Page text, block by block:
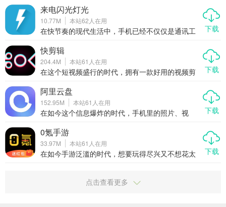
的功能、优势以及使用体验，告诉你为什么它值得
你下载。
其真实用户认证、快速匹配机制和丰富多样的互动
玩法，迅速赢得了广大年轻用户的青睐。无论你是
想找朋友聊天解闷，还是渴望遇见那个对的人，趣
牵手都能为你牵线搭桥，开启一段有趣又真实的社
来电闪光灯光
10.77M 本站62 人在用
在快节奏的现代生活中，手机已经不仅仅是通讯工
望它太过喧嚣。来电闪光灯光就是这样一款贴心的
轻量级应用，它能在来电或收到短信时自动触发闪
光灯提醒，既安静又醒目，让你不错过任何重要信
息，又不打扰他人。今天我们就来聊聊这款“来电闪
下载
快剪辑
204.4M 本站61 人在用
在这个短视频盛行的时代，拥有一款好用的视频剪
的全能视频剪辑工具，凭借其强大的功能和简单易
用的操作，迅速赢得了抖音、快手、小红书、B站等
平台用户的青睐。无论是AI写真、AI抠图还是AI擦
除等功能，都能让你轻松创作出专业级别的视频作
下载
阿里云盘
152.95M 本站61 人在用
在如今这个信息爆炸的时代，手机里的照片、视
为阿里巴巴集团推出的云存储工具，凭借高速传
输、安全稳定、无广告干扰等优势，迅速成为用户
心中的首选网盘应用。本文将从多个角度为你详细
介绍阿里云盘的强大功能和使用体验，让你轻松告
下载
0氪手游
33.97M 本站61 人在用
在如今手游泛滥的时代，想要玩得尽兴又不想花太
戏，还通过内置折扣、代金券、礼包和BT福利等方
式，让你真正实现“0氪金”也能畅玩各类手游。这篇
下载
点击查看更多